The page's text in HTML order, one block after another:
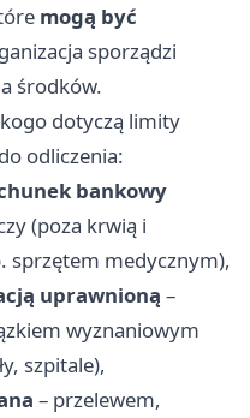
mogą być
sporządzi
środków.
kogo dotyczą limity
odliczenia:
bankowy
(poza krwią i
sprzętem medycznym),
uprawnioną –
wyznaniowym
szpitale),
– przelewem,